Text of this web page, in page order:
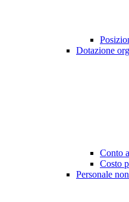
Dotazione
Conto
Costo
Personale